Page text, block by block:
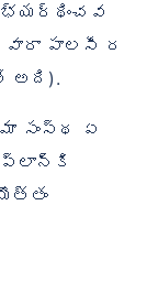
పాలసీ ర
అది).
సంస్థ ఏ
ప్లాన్‌కి